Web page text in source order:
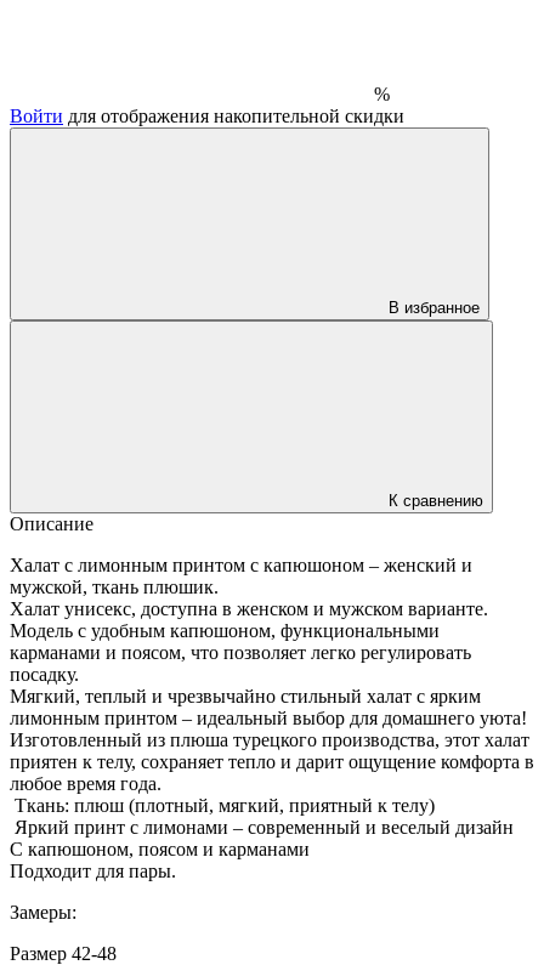
%
Войти для отображения накопительной скидки
В избранное
К сравнению
Описание
Халат с лимонным принтом с капюшоном – женский и
мужской, ткань плюшик.
Халат унисекс, доступна в женском и мужском варианте.
Модель с удобным капюшоном, функциональными
карманами и поясом, что позволяет легко регулировать
посадку.
Мягкий, теплый и чрезвычайно стильный халат с ярким
лимонным принтом – идеальный выбор для домашнего уюта!
Изготовленный из плюша турецкого производства, этот халат
приятен к телу, сохраняет тепло и дарит ощущение комфорта в
любое время года.
Ткань: плюш (плотный, мягкий, приятный к телу)
Яркий принт с лимонами – современный и веселый дизайн
С капюшоном, поясом и карманами
Подходит для пары.
Замеры:
Размер 42-48